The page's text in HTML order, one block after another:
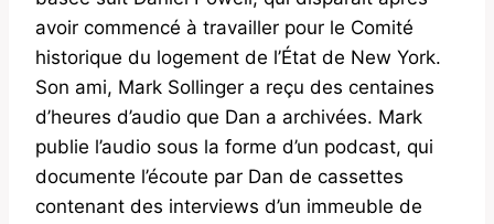
avoir commencé à travailler pour le Comité
historique du logement de l’État de New York.
Son ami, Mark Sollinger a reçu des centaines
d’heures d’audio que Dan a archivées. Mark
publie l’audio sous la forme d’un podcast, qui
documente l’écoute par Dan de cassettes
contenant des interviews d’un immeuble de